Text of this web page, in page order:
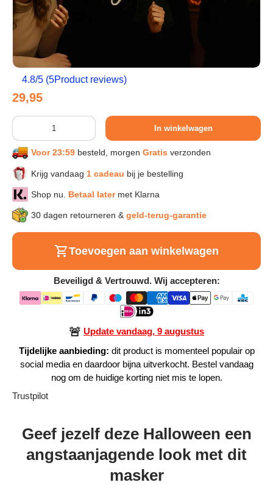
Sport & Herstel
Wonen & Interieur
Huisdieren
Huishouden & Schoonmaak
Keuken & Koken
Verlichting & Sfeer
Alle Producten
Alle collecties
Contact
4.8/5 (5Product reviews)
Reguliere prijs
29,95
Aantal
In winkelwagen
Voor 23:59 besteld, morgen Gratis verzonden
Krijg vandaag 1 cadeau bij je bestelling
Shop nu. Betaal latermet Klarna
30 dagen retourneren & geld-terug-garantie
Toevoegen aan winkelwagen
Beveiligd & Vertrouwd. Wij accepteren:
🚨 Update vandaag, 9 augustus
Tijdelijke aanbieding: dit product is momenteel populair op
social media en daardoor bijna uitverkocht. Bestel vandaag
nog om de huidige korting niet mis te lopen.
Trustpilot
Geef jezelf deze Halloween een
angstaanjagende look met dit
masker